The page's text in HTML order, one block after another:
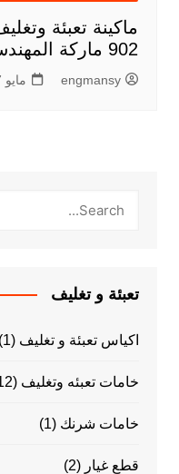
ماكينة تعبئة
902 ماركة المهندس منسى
engmansy مايو 17, 2023
تعبئة و تغليف
اكياس تعبئة و تغليف (1)
خامات تعبئه وتغليف (12)
خامات شرنك (1)
قطع غيار (2)